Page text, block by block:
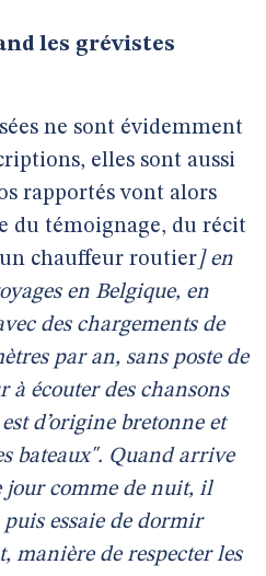
les grévistes
ne sont évidemment
elles sont aussi
rapportés vont alors
du témoignage, du récit
chauffeur routier] en
en Belgique, en
des chargements de
par an, sans poste de
à écouter des chansons
d’origine bretonne et
bateaux". Quand arrive
jour comme de nuit, il
essaie de dormir
manière de respecter les